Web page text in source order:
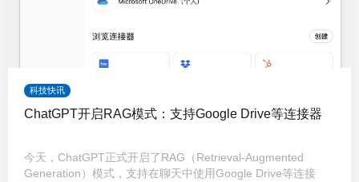
科技快讯
ChatGPT开启RAG模式：支持Google Drive等连接器
今天，ChatGPT正式开启了RAG（Retrieval-Augmented
Generation）模式，支持在聊天中使用Google Drive等连接